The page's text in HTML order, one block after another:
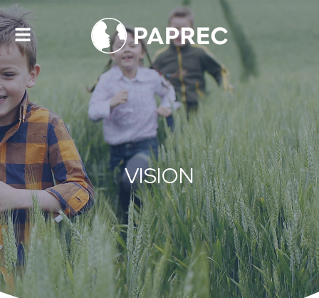
Toggle
navigation
VISION